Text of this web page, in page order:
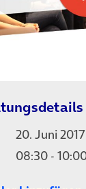
20. Juni 2017
08:30 -